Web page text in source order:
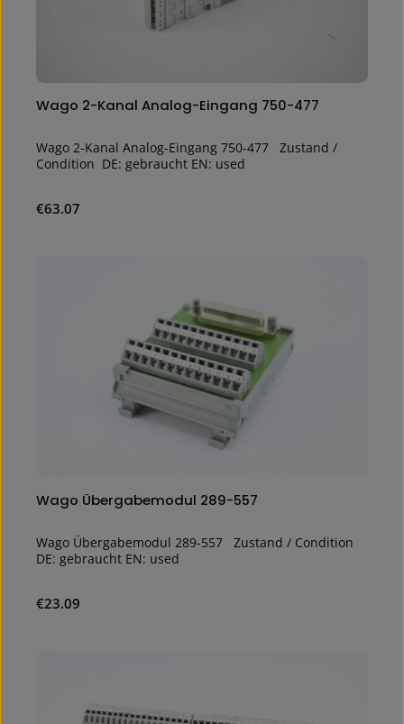
Wago 2-Kanal Analog-Eingang 750-477
Wago 2-Kanal Analog-Eingang 750-477 Zustand /
Condition DE: gebraucht EN: used
Regular price:
€63.07
Wago Übergabemodul 289-557
Wago Übergabemodul 289-557 Zustand / Condition
DE: gebraucht EN: used
Regular price:
€23.09